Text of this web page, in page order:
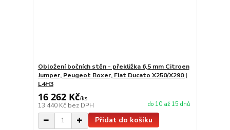
Obložení bočních stěn - překližka 6,5 mm Citroen
Jumper, Peugeot Boxer, Fiat Ducato X250/X290 |
L4H3
16 262 Kč/ks
13 440 Kč bez DPH do 10 až 15 dnů
Přidat do košíku